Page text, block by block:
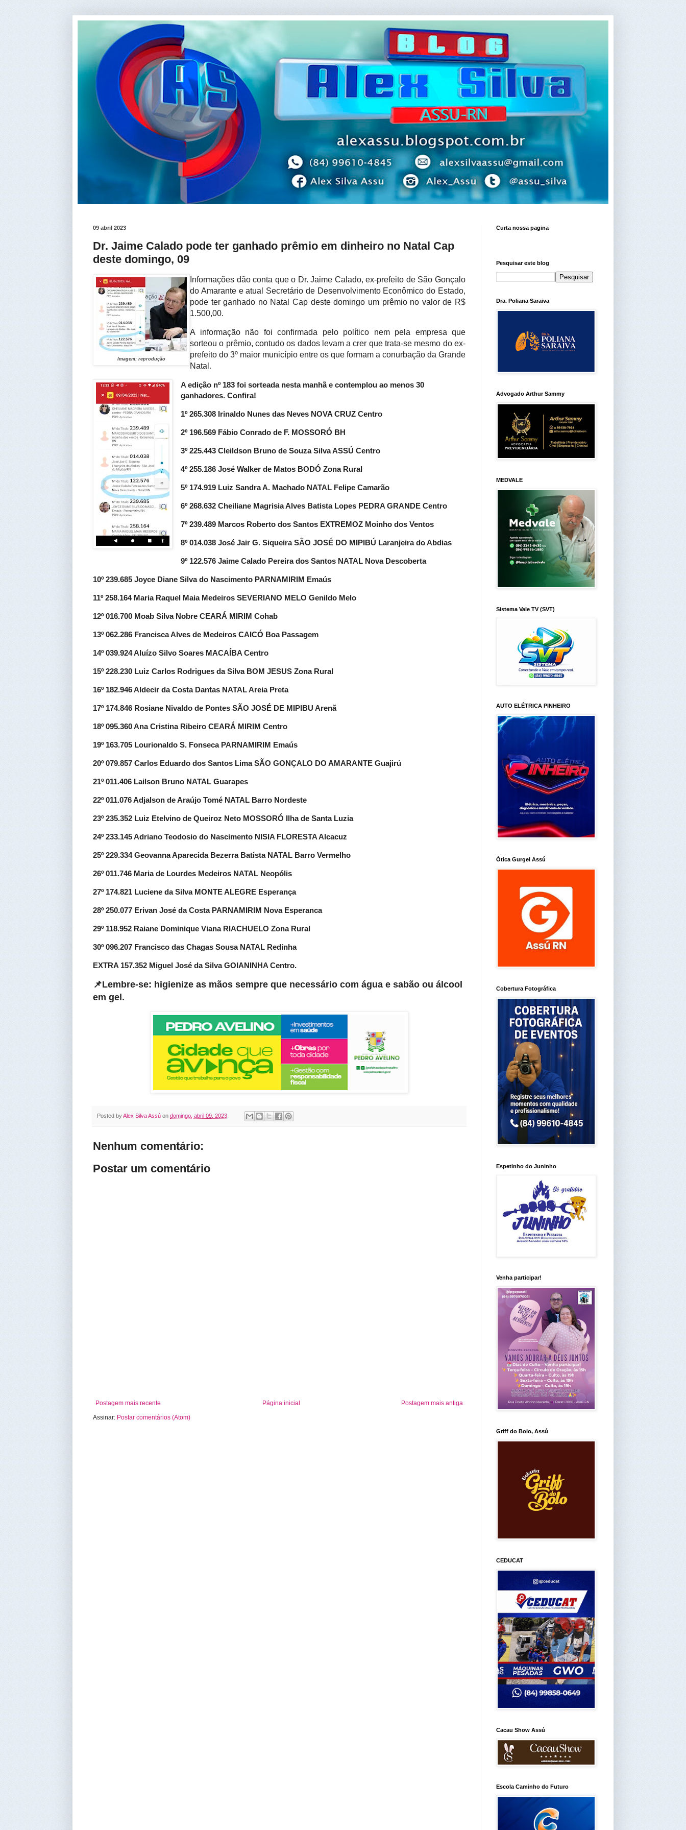
09 abril 2023
Dr. Jaime Calado pode ter ganhado prêmio em dinheiro no Natal Cap
deste domingo, 09
Imagem: reprodução
Informações dão conta que o Dr. Jaime Calado, ex-prefeito de São Gonçalo
do Amarante e atual Secretário de Desenvolvimento Econômico do Estado,
pode ter ganhado no Natal Cap deste domingo um prêmio no valor de R$
1.500,00.
A informação não foi confirmada pelo político nem pela empresa que
sorteou o prêmio, contudo os dados levam a crer que trata-se mesmo do ex-
prefeito do 3º maior município entre os que formam a conurbação da Grande
Natal .
A edição nº 183 foi sorteada nesta manhã e contemplou ao menos 30
ganhadores. Confira!
1º 265.308 Irinaldo Nunes das Neves NOVA CRUZ Centro
2º 196.569 Fábio Conrado de F. MOSSORÓ BH
3º 225.443 Cleildson Bruno de Souza Silva ASSÚ Centro
4º 255.186 José Walker de Matos BODÓ Zona Rural
5º 174.919 Luiz Sandra A. Machado NATAL Felipe Camarão
6º 268.632 Cheiliane Magrisia Alves Batista Lopes PEDRA GRANDE Centro
7º 239.489 Marcos Roberto dos Santos EXTREMOZ Moinho dos Ventos
8º 014.038 José Jair G. Siqueira SÃO JOSÉ DO MIPIBÚ Laranjeira do Abdias
9º 122.576 Jaime Calado Pereira dos Santos NATAL Nova Descoberta
10º 239.685 Joyce Diane Silva do Nascimento PARNAMIRIM Emaús
11º 258.164 Maria Raquel Maia Medeiros SEVERIANO MELO Genildo Melo
12º 016.700 Moab Silva Nobre CEARÁ MIRIM Cohab
13º 062.286 Francisca Alves de Medeiros CAICÓ Boa Passagem
14º 039.924 Aluízo Silvo Soares MACAÍBA Centro
15º 228.230 Luiz Carlos Rodrigues da Silva BOM JESUS Zona Rural
16º 182.946 Aldecir da Costa Dantas NATAL Areia Preta
17º 174.846 Rosiane Nivaldo de Pontes SÃO JOSÉ DE MIPIBU Arenã
18º 095.360 Ana Cristina Ribeiro CEARÁ MIRIM Centro
19º 163.705 Lourionaldo S. Fonseca PARNAMIRIM Emaús
20º 079.857 Carlos Eduardo dos Santos Lima SÃO GONÇALO DO AMARANTE Guajirú
21º 011.406 Lailson Bruno NATAL Guarapes
22º 011.076 Adjalson de Araújo Tomé NATAL Barro Nordeste
23º 235.352 Luiz Etelvino de Queiroz Neto MOSSORÓ Ilha de Santa Luzia
24º 233.145 Adriano Teodosio do Nascimento NISIA FLORESTA Alcacuz
25º 229.334 Geovanna Aparecida Bezerra Batista NATAL Barro Vermelho
26º 011.746 Maria de Lourdes Medeiros NATAL Neopólis
27º 174.821 Luciene da Silva MONTE ALEGRE Esperança
28º 250.077 Erivan José da Costa PARNAMIRIM Nova Esperanca
29º 118.952 Raiane Dominique Viana RIACHUELO Zona Rural
30º 096.207 Francisco das Chagas Sousa NATAL Redinha
EXTRA 157.352 Miguel José da Silva GOIANINHA Centro.
📌Lembre-se: higienize as mãos sempre que necessário com água e sabão ou álcool
em gel.
Posted byAlex Silva Assú on domingo, abril 09, 2023
Nenhum comentário:
Postar um comentário
Postagem mais recente Postagem mais antiga
Página inicial
Assinar: Postar comentários (Atom)
Curta nossa pagina
Pesquisar este blog
Dra. Poliana Saraiva
Advogado Arthur Sammy
MEDVALE
Sistema Vale TV (SVT)
AUTO ELÉTRICA PINHEIRO
Ótica Gurgel Assú
Cobertura Fotográfica
Espetinho do Juninho
Venha participar!
Griff do Bolo, Assú
CEDUCAT
Cacau Show Assú
Escola Caminho do Futuro